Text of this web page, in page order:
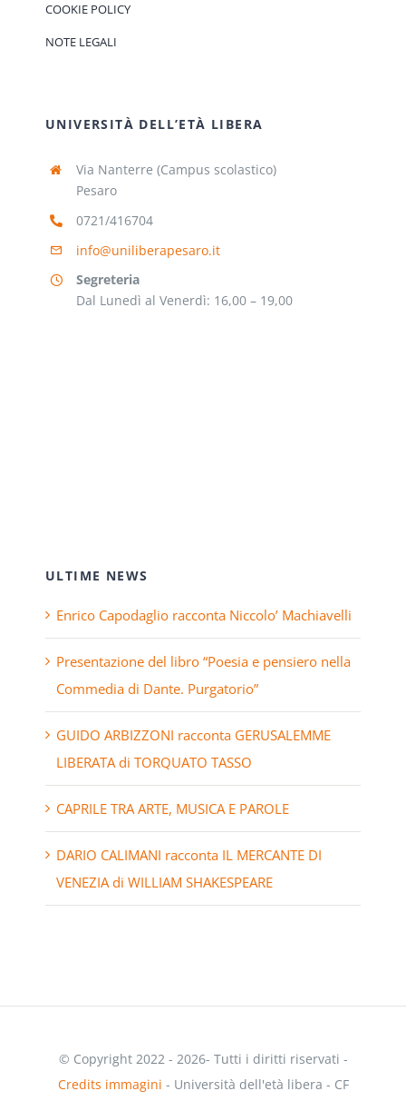
COOKIE POLICY
NOTE LEGALI
UNIVERSITÀ DELL’ETÀ LIBERA
Via Nanterre (Campus scolastico)
Pesaro
0721/416704
info@uniliberapesaro.it
Segreteria
Dal Lunedì al Venerdì: 16,00 – 19,00
ULTIME NEWS
Enrico Capodaglio racconta Niccolo’ Machiavelli
Presentazione del libro “Poesia e pensiero nella
Commedia di Dante. Purgatorio”
GUIDO ARBIZZONI racconta GERUSALEMME
LIBERATA di TORQUATO TASSO
CAPRILE TRA ARTE, MUSICA E PAROLE
DARIO CALIMANI racconta IL MERCANTE DI
VENEZIA di WILLIAM SHAKESPEARE
© Copyright 2022 - 2026- Tutti i diritti riservati -
Credits immagini - Università dell'età libera - CF